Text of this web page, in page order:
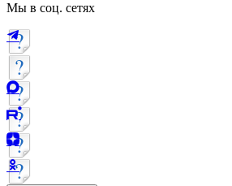
Мы в соц. сетях